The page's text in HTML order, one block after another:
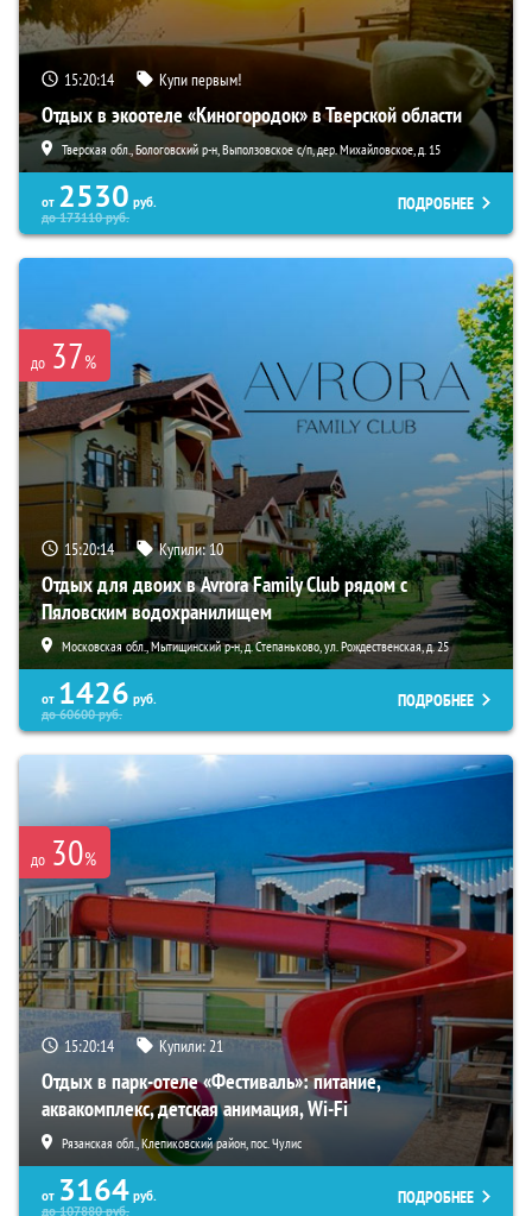
15:20:12 Купи первым!
Отдых в экоотеле «Киногородок» в Тверской области
Тверская обл., Бологовский р-н, Выползовское с/п, дер. Михайловское, д. 15
от 2530 руб.
до173110руб.
ПОДРОБНЕЕ
до 37%
15:20:12 Купили:10
Отдых для двоих в Avrora Family Club рядом с
Пяловским водохранилищем
Московская обл., Мытищинский р-н, д. Степаньково, ул. Рождественская, д. 25
от 1426 руб.
до60600руб.
ПОДРОБНЕЕ
до 30%
15:20:12 Купили:21
Отдых в парк-отеле «Фестиваль»: питание,
аквакомплекс, детская анимация, Wi-Fi
Рязанская обл., Клепиковский район, пос. Чулис
от 3164 руб.
до107880руб.
ПОДРОБНЕЕ